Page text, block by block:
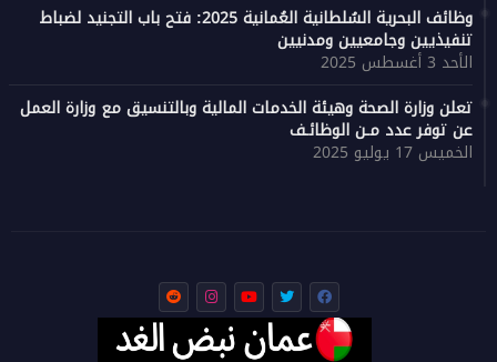
وظائف البحرية السُلطانية العُمانية 2025: فتح باب التجنيد لضباط
تنفيذيين وجامعيين ومدنيين
الأحد 3 أغسطس 2025
تعلن وزارة الصحة وهيئة الخدمات المالية وبالتنسيق مع وزارة العمل
عن توفر عدد مـن الوظائـف
الخميس 17 يوليو 2025